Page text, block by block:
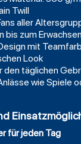
Twill
aller
bis zum
mit
Look
täglichen
wie Spiele
für jeden Tag